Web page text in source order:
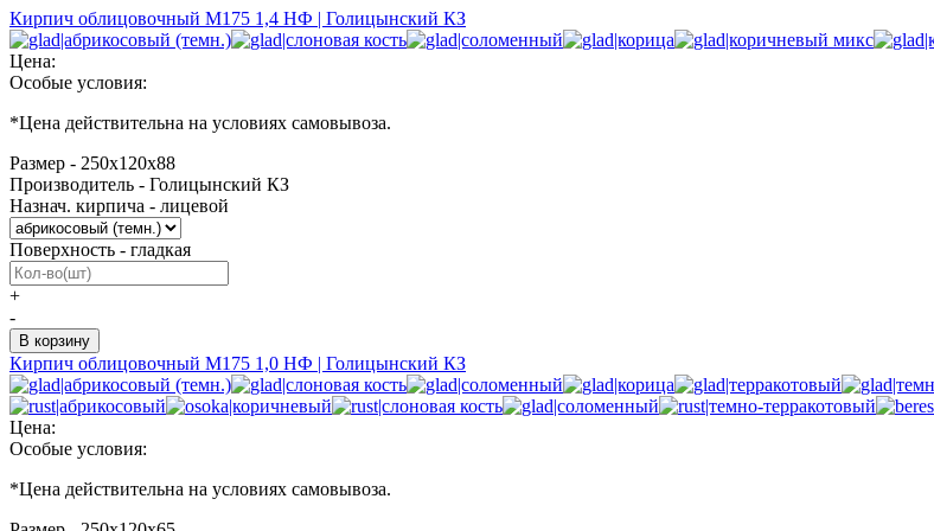
Кирпич облицовочный М175 1,4 НФ | Голицынский КЗ
Цена:
Особые условия:
*Цена действительна на условиях самовывоза.
Размер - 250х120х88
Производитель - Голицынский КЗ
Назнач. кирпича - лицевой
Поверхность - гладкая
+
-
Кирпич облицовочный М175 1,0 НФ | Голицынский КЗ
Цена:
Особые условия:
*Цена действительна на условиях самовывоза.